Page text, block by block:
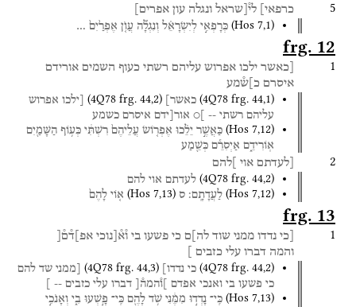
5 כרפאי] לי֯[שראל ונגלה עון אפרים]
(Hos 7,1) כְּרָפְאִ֣י לְיִשְׂרָאֵ֗ל וְנִגְלָ֞ה עֲוֺ֤ן אֶפְרַ֙יִם֙ …
frg. 12
1 [כאשר ילכו אפרוש עליהם רשתי כעוף השמים אורידם
איסרם כ]ש֯מע
(4Q78 frg. 44,1) כאשר] (4Q78 frg. 44,2) [ילכו אפרוש
עליהם רשתי --
]○ אור[ידם איסרם כשמע
(Hos 7,12) כַּאֲשֶׁ֣ר יֵלֵ֗כוּ אֶפְר֤וֹשׂ עֲלֵיהֶם֙ רִשְׁתִּ֔י כְּע֥וֹף הַשָּׁמַ֖יִם
אֽוֹרִידֵ֑ם אַיְסִרֵ֕ם כְּשֵׁ֖מַע
2 [לעדתם אוי ]להם
(4Q78 frg. 44,2) לעדתם אוי להם
(Hos 7,12) לַעֲדָתָֽם׃ ס (Hos 7,13) א֤וֹי לָהֶם֙
frg. 13
1 [כי נדדו ממני שוד לה]ם כי פשעו בי ו֯א֯[נוכי אפ]ד֯ם֯[
והמה דברו עלי כזבים
(4Q78 frg. 44,2) כי נדדו] (4Q78 frg. 44,3) [ממני שד להם
כי פשעו בי ואנכי אפדם ]ו֯המה֯[ דברו עלי כזבים --
(Hos 7,13) כִּֽי־ נָדְד֣וּ מִמֶּ֔נִּי שֹׁ֥ד לָהֶ֖ם כִּֽי־ פָ֣שְׁעוּ בִ֑י וְאָנֹכִ֣י